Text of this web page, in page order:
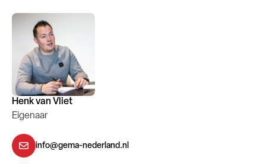
Henk van Vliet
Eigenaar
info@gema-nederland.nl